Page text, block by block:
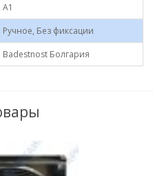
А1
Ручное, Без фиксации
Badestnost Болгария